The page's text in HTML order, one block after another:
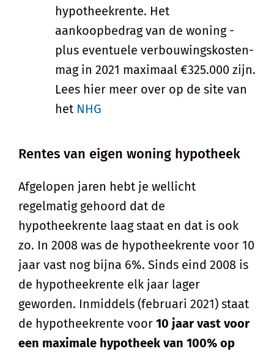
hypotheekrente. Het
aankoopbedrag van de woning -
plus eventuele verbouwingskosten-
mag in 2021 maximaal €325.000 zijn.
Lees hier meer over op de site van
het NHG
Rentes van eigen woning hypotheek
Afgelopen jaren hebt je wellicht
regelmatig gehoord dat de
hypotheekrente laag staat en dat is ook
zo. In 2008 was de hypotheekrente voor 10
jaar vast nog bijna 6%. Sinds eind 2008 is
de hypotheekrente elk jaar lager
geworden. Inmiddels (februari 2021) staat
de hypotheekrente voor 10 jaar vast voor
een maximale hypotheek van 100% op